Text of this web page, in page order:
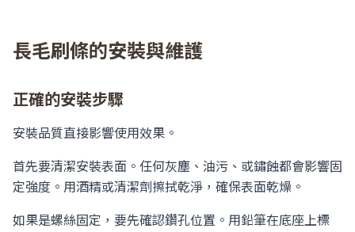
長毛刷條的安裝與維護
正確的安裝步驟
安裝品質直接影響使用效果。
首先要清潔安裝表面。任何灰塵、油污、或鏽蝕都會影響固
定強度。用酒精或清潔劑擦拭乾淨，確保表面乾燥。
如果是螺絲固定，要先確認鑽孔位置。用鉛筆在底座上標